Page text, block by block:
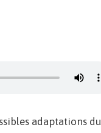
adaptations du